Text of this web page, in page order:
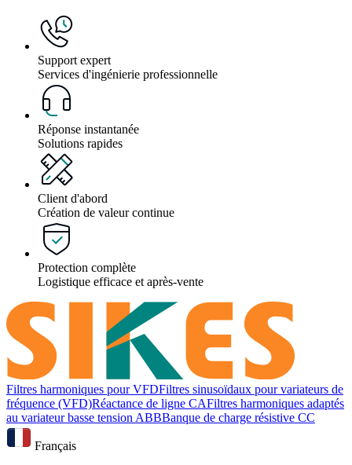
Support expert
Services d'ingénierie professionnelle
Réponse instantanée
Solutions rapides
Client d'abord
Création de valeur continue
Protection complète
Logistique efficace et après-vente
Filtres harmoniques pour VFDFiltres sinusoïdaux pour variateurs de
fréquence (VFD)Réactance de ligne CAFiltres harmoniques adaptés
au variateur basse tension ABBBanque de charge résistive CC
Français